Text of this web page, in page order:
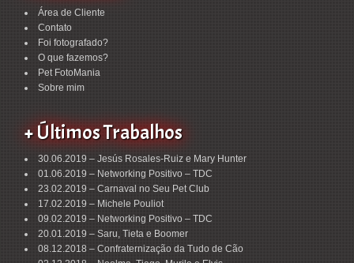
Área de Cliente
Contato
Foi fotografado?
O que fazemos?
Pet FotoMania
Sobre mim
+ Últimos Trabalhos
30.06.2019 – Jesús Rosales-Ruiz e Mary Hunter
01.06.2019 – Networking Positivo – TDC
23.02.2019 – Carnaval no Seu Pet Club
17.02.2019 – Michele Pouliot
09.02.2019 – Networking Positivo – TDC
20.01.2019 – Saru, Tieta e Boomer
08.12.2018 – Confraternização da Tudo de Cão